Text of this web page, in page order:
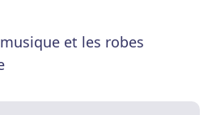
et les robes